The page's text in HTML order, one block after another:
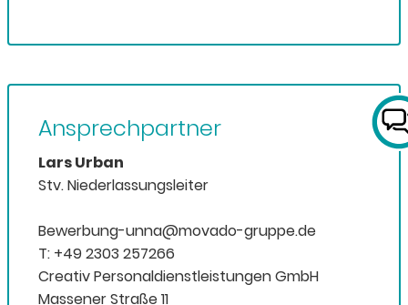
Ansprechpartner
Lars Urban
Stv. Niederlassungsleiter
Bewerbung-unna@movado-gruppe.de
T: +49 2303 257266
Creativ Personaldienstleistungen GmbH
Massener Straße 11